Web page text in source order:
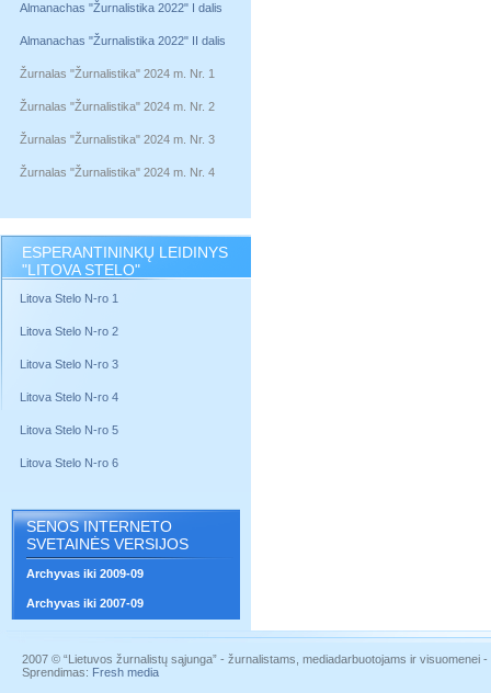
Almanachas "Žurnalistika 2022" I dalis
Almanachas "Žurnalistika 2022" II dalis
Žurnalas "Žurnalistika" 2024 m. Nr. 1
Žurnalas "Žurnalistika" 2024 m. Nr. 2
Žurnalas "Žurnalistika" 2024 m. Nr. 3
Žurnalas "Žurnalistika" 2024 m. Nr. 4
ESPERANTININKŲ LEIDINYS
"LITOVA STELO"
Litova Stelo N-ro 1
Litova Stelo N-ro 2
Litova Stelo N-ro 3
Litova Stelo N-ro 4
Litova Stelo N-ro 5
Litova Stelo N-ro 6
SENOS INTERNETO
SVETAINĖS VERSIJOS
Archyvas iki 2009-09
Archyvas iki 2007-09
2007 © “Lietuvos žurnalistų sąjunga” - žurnalistams, mediadarbuotojams ir visuomenei
Sprendimas: Fresh media